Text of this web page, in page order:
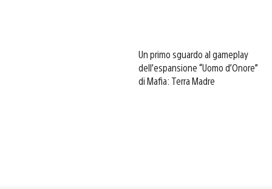
Un primo sguardo al gameplay
dell’espansione “Uomo d’Onore”
di Mafia: Terra Madre